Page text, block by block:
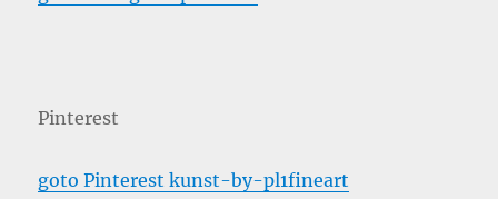
Pinterest
goto Pinterest kunst-by-pl1fineart